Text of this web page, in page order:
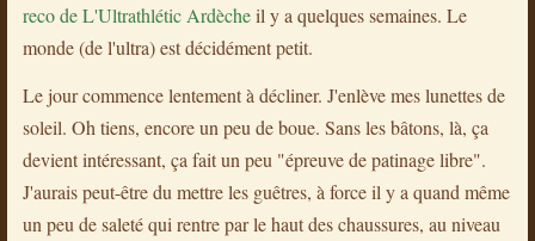
reco de L'Ultrathlétic Ardècheil y a quelques semaines. Le
monde (de l'ultra) est décidément petit.
Le jour commence lentement à décliner. J'enlève mes lunettes de
soleil. Oh tiens, encore un peu de boue. Sans les bâtons, là, ça
devient intéressant, ça fait un peu "épreuve de patinage libre".
J'aurais peut-être du mettre les guêtres, à force il y a quand même
un peu de saleté qui rentre par le haut des chaussures, au niveau